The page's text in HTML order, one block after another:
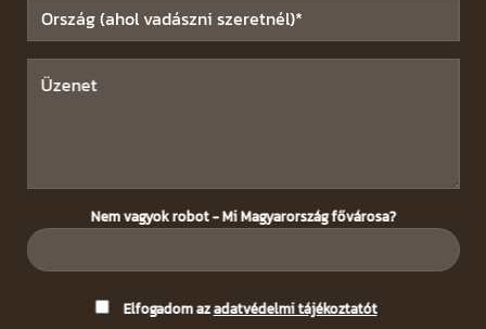
Nem vagyok robot - Mi Magyarország fővárosa?
Elfogadom azadatvédelmi tájékoztatót